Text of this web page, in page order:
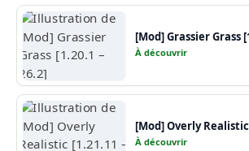
[Mod] Grassier Grass
À découvrir
[Mod] Overly Realistic
À découvrir